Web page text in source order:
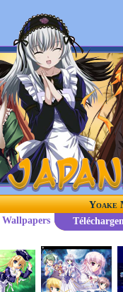
Yoake
Wallpapers